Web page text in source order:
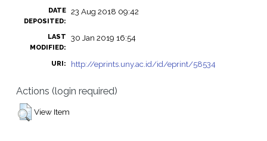
DATE
DEPOSITED:
23 Aug 2018 09:42
LAST
MODIFIED:
30 Jan 2019 16:54
URI: http://eprints.uny.ac.id/id/eprint/58534
Actions (login required)
View Item